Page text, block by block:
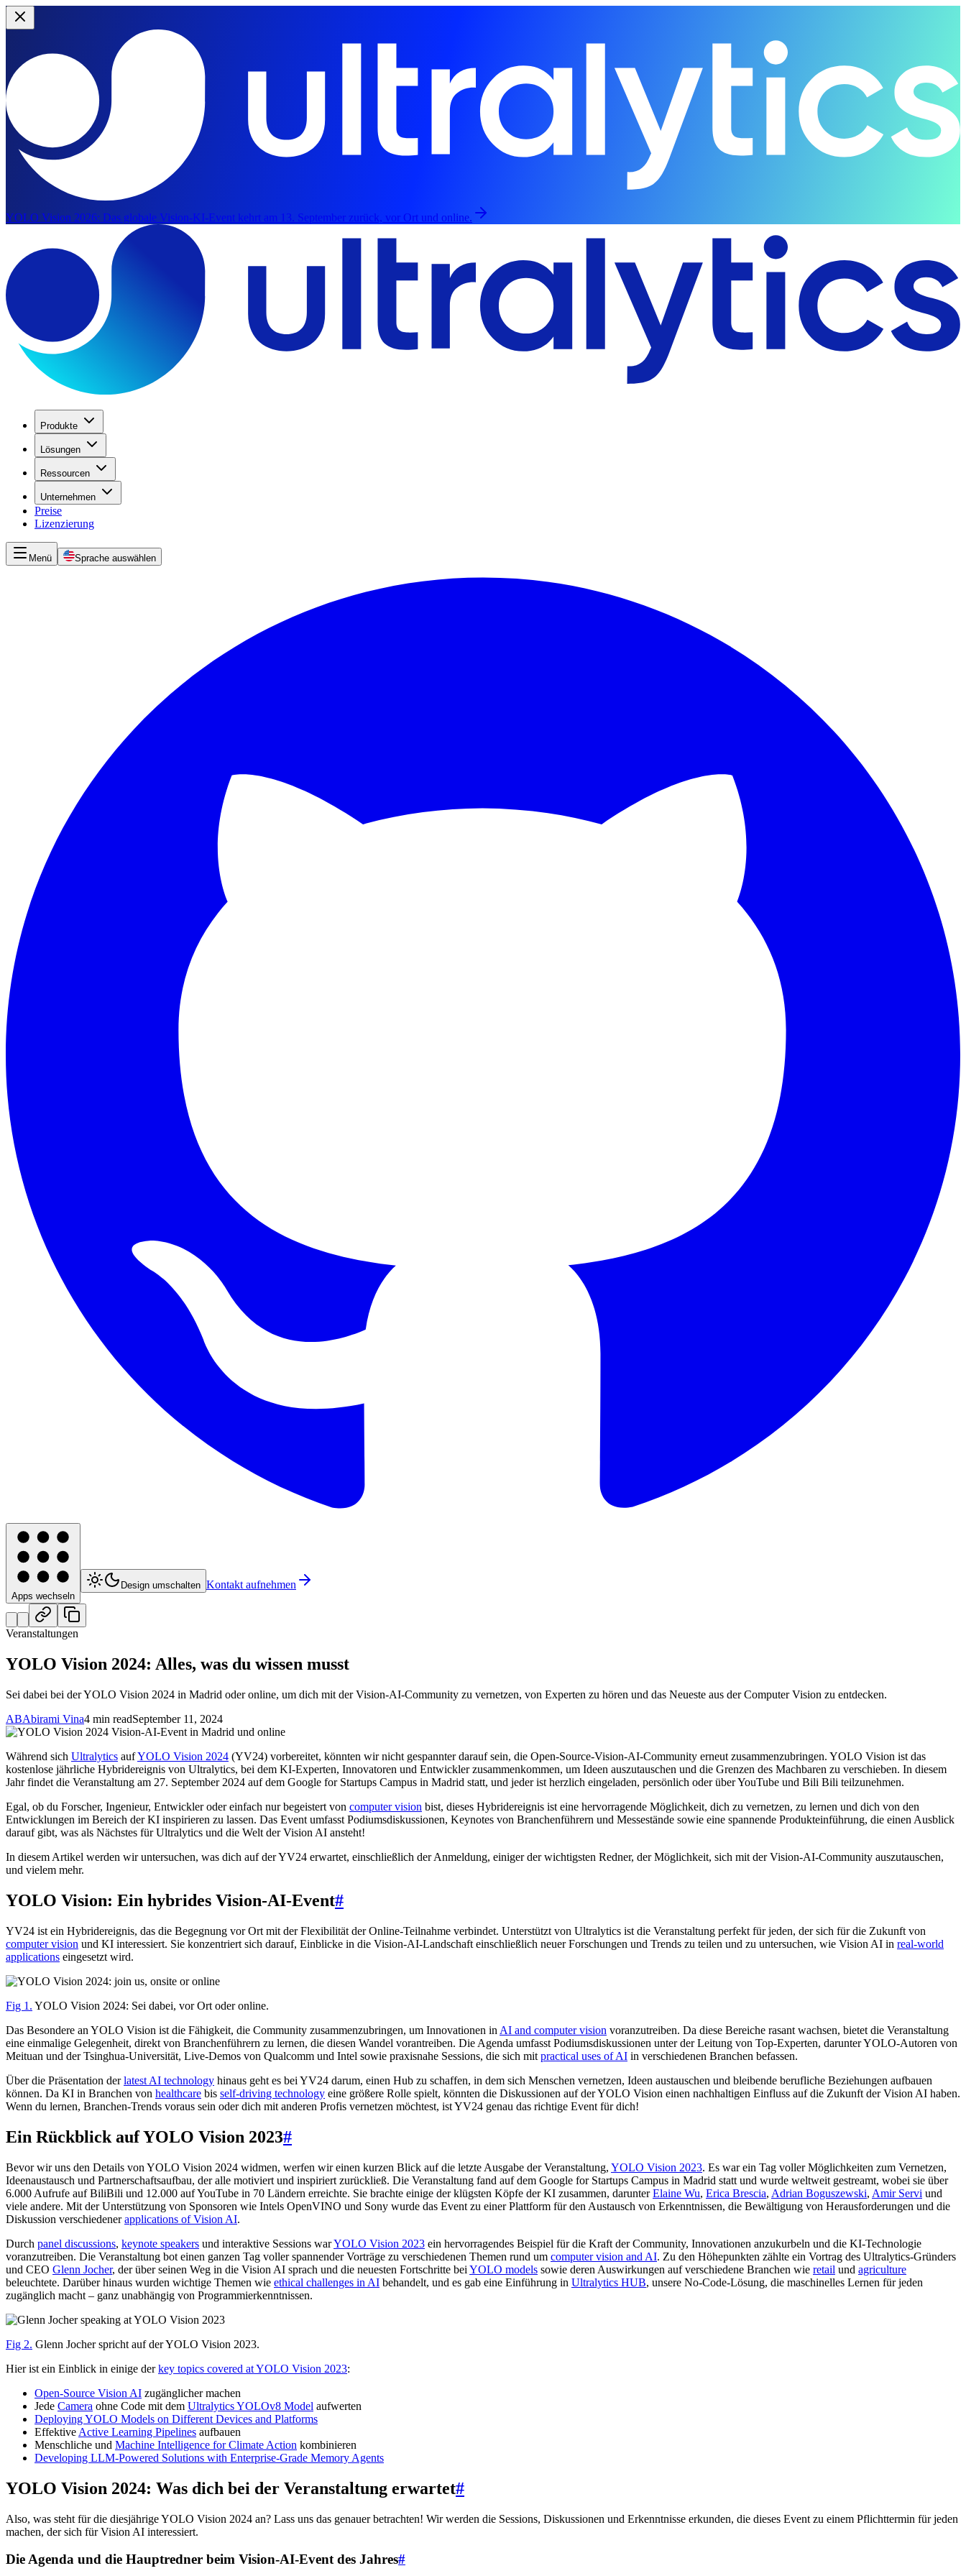
YOLO Vision 2026: Das globale Vision-KI-Event kehrt am 13. September zurück, vor Ort und online.
Produkte
Lösungen
Ressourcen
Unternehmen
Preise
Lizenzierung
Menü Sprache auswählen
Apps wechseln
Design umschalten Kontakt aufnehmen
Veranstaltungen
YOLO Vision 2024: Alles, was du wissen musst
Sei dabei bei der YOLO Vision 2024 in Madrid oder online, um dich mit der Vision-AI-Community zu vernetzen, von Experten zu hören und das Neueste aus der Computer Vision zu entdecken.
ABAbirami Vina4 min readSeptember 11, 2024
Während sich Ultralytics aufYOLO Vision 2024 (YV24) vorbereitet, könnten wir nicht gespannter darauf sein, die Open-Source-Vision-AI-Community erneut zusammenzubringen. YOLO Vision ist das
kostenlose jährliche Hybridereignis von Ultralytics, bei dem KI-Experten, Innovatoren und Entwickler zusammenkommen, um Ideen auszutauschen und die Grenzen des Machbaren zu verschieben. In diesem
Jahr findet die Veranstaltung am 27. September 2024 auf dem Google for Startups Campus in Madrid statt, und jeder ist herzlich eingeladen, persönlich oder über YouTube und Bili Bili teilzunehmen.
Egal, ob du Forscher, Ingenieur, Entwickler oder einfach nur begeistert von computer vision bist, dieses Hybridereignis ist eine hervorragende Möglichkeit, dich zu vernetzen, zu lernen und dich von den
Entwicklungen im Bereich der KI inspirieren zu lassen. Das Event umfasst Podiumsdiskussionen, Keynotes von Branchenführern und Messestände sowie eine spannende Produkteinführung, die einen Ausblick
darauf gibt, was als Nächstes für Ultralytics und die Welt der Vision AI ansteht!
In diesem Artikel werden wir untersuchen, was dich auf der YV24 erwartet, einschließlich der Anmeldung, einiger der wichtigsten Redner, der Möglichkeit, sich mit der Vision-AI-Community auszutauschen,
und vielem mehr.
YOLO Vision: Ein hybrides Vision-AI-Event#
YV24 ist ein Hybridereignis, das die Begegnung vor Ort mit der Flexibilität der Online-Teilnahme verbindet. Unterstützt von Ultralytics ist die Veranstaltung perfekt für jeden, der sich für die Zukunft von
computer vision und KI interessiert. Sie konzentriert sich darauf, Einblicke in die Vision-AI-Landschaft einschließlich neuer Forschungen und Trends zu teilen und zu untersuchen, wie Vision AI in real-world
applications eingesetzt wird.
Fig 1. YOLO Vision 2024: Sei dabei, vor Ort oder online.
Das Besondere an YOLO Vision ist die Fähigkeit, die Community zusammenzubringen, um Innovationen in AI and computer vision voranzutreiben. Da diese Bereiche rasant wachsen, bietet die Veranstaltung
eine einmalige Gelegenheit, direkt von Branchenführern zu lernen, die diesen Wandel vorantreiben. Die Agenda umfasst Podiumsdiskussionen unter der Leitung von Top-Experten, darunter YOLO-Autoren von
Meituan und der Tsinghua-Universität, Live-Demos von Qualcomm und Intel sowie praxisnahe Sessions, die sich mit practical uses of AI in verschiedenen Branchen befassen.
Über die Präsentation derlatest AI technology hinaus geht es bei YV24 darum, einen Hub zu schaffen, in dem sich Menschen vernetzen, Ideen austauschen und bleibende berufliche Beziehungen aufbauen
können. Da KI in Branchen von healthcare bis self-driving technology eine größere Rolle spielt, könnten die Diskussionen auf der YOLO Vision einen nachhaltigen Einfluss auf die Zukunft der Vision AI haben.
Wenn du lernen, Branchen-Trends voraus sein oder dich mit anderen Profis vernetzen möchtest, ist YV24 genau das richtige Event für dich!
Ein Rückblick auf YOLO Vision 2023#
Bevor wir uns den Details von YOLO Vision 2024 widmen, werfen wir einen kurzen Blick auf die letzte Ausgabe der Veranstaltung, YOLO Vision 2023. Es war ein Tag voller Möglichkeiten zum Vernetzen,
Ideenaustausch und Partnerschaftsaufbau, der alle motiviert und inspiriert zurückließ. Die Veranstaltung fand auf dem Google for Startups Campus in Madrid statt und wurde weltweit gestreamt, wobei sie über
6.000 Aufrufe auf BiliBili und 12.000 auf YouTube in 70 Ländern erreichte. Sie brachte einige der klügsten Köpfe der KI zusammen, darunterElaine Wu, Erica Brescia, Adrian Boguszewski, Amir Servi und
viele andere. Mit der Unterstützung von Sponsoren wie Intels OpenVINO und Sony wurde das Event zu einer Plattform für den Austausch von Erkenntnissen, die Bewältigung von Herausforderungen und die
Diskussion verschiedenerapplications of Vision AI.
Durch panel discussions, keynote speakers und interaktive Sessions warYOLO Vision 2023 ein hervorragendes Beispiel für die Kraft der Community, Innovationen anzukurbeln und die KI-Technologie
voranzutreiben. Die Veranstaltung bot einen ganzen Tag voller spannender Vorträge zu verschiedenen Themen rund um computer vision and AI. Zu den Höhepunkten zählte ein Vortrag des Ultralytics-Gründers
und CEO Glenn Jocher, der über seinen Weg in die Vision AI sprach und die neuesten Fortschritte bei YOLO models sowie deren Auswirkungen auf verschiedene Branchen wie retail und agriculture
beleuchtete. Darüber hinaus wurden wichtige Themen wie ethical challenges in AI behandelt, und es gab eine Einführung in Ultralytics HUB, unsere No-Code-Lösung, die maschinelles Lernen für jeden
zugänglich macht – ganz unabhängig von Programmierkenntnissen.
Fig 2. Glenn Jocher spricht auf der YOLO Vision 2023.
Hier ist ein Einblick in einige derkey topics covered at YOLO Vision 2023:
Open-Source Vision AI zugänglicher machen
Jede Camera ohne Code mit dem Ultralytics YOLOv8 Model aufwerten
Deploying YOLO Models on Different Devices and Platforms
Effektive Active Learning Pipelines aufbauen
Menschliche und Machine Intelligence for Climate Action kombinieren
Developing LLM-Powered Solutions with Enterprise-Grade Memory Agents
YOLO Vision 2024: Was dich bei der Veranstaltung erwartet#
Also, was steht für die diesjährige YOLO Vision 2024 an? Lass uns das genauer betrachten! Wir werden die Sessions, Diskussionen und Erkenntnisse erkunden, die dieses Event zu einem Pflichttermin für jeden
machen, der sich für Vision AI interessiert.
Die Agenda und die Hauptredner beim Vision-AI-Event des Jahres#